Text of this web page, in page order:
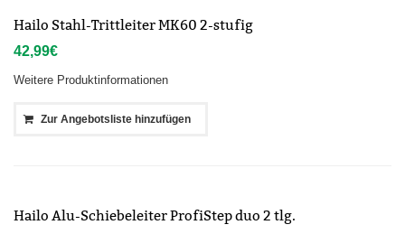
Hailo Stahl-Trittleiter MK60 2-stufig
42,99€
Weitere Produktinformationen
Zur Angebotsliste hinzufügen
Hailo Alu-Schiebeleiter ProfiStep duo 2 tlg.